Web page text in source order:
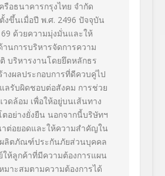
รือธนาคารกรุงไทย จำกัด
งขึ้นเมื่อปี พ.ศ. 2496 ปัจจุบัน
69 ด้วยความมุ่งมั่นและให้
นการบริหารจัดการความ
บริหารงานโดยยึดหลักธร
งผลประกอบการที่ดีควบคู่ไป
ลรับผิดชอบต่อสังคม การช่วย
ดล้อม เพื่อให้อยู่บนเส้นทาง
ตอย่างยั่งยืน นอกจากนี้บริษัทฯ
ต่อยอดและให้ความสำคัญใน
ลิตภัณฑ์ประกันภัยส่วนบุคคล
ให้ลูกค้าที่มีความต้องการแผน
มาะสมตามความต้องการได้